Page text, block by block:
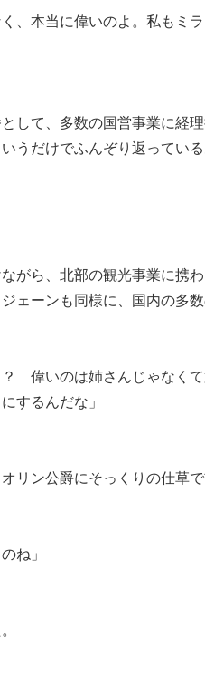
、本当に偉いのよ。私もミ
して、多数の国営事業に経
うだけでふんぞり返ってい
がら、北部の観光事業に携
ェーンも同様に、国内の多
？ 偉いのは姉さんじゃなく
するんだな」
リン公爵にそっくりの仕草
ね」